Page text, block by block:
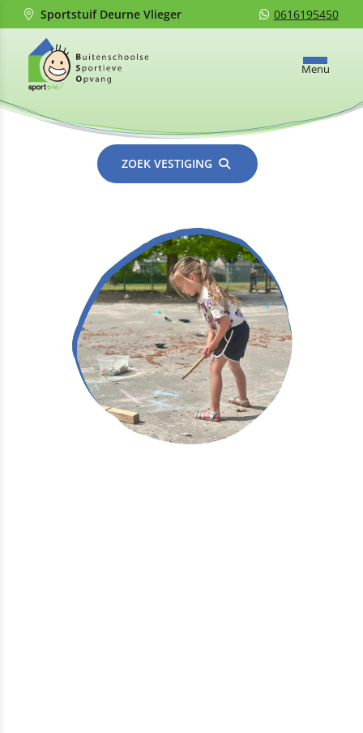
Sportstuif Deurne Vlieger 0616195450
Menu
ZOEK VESTIGING